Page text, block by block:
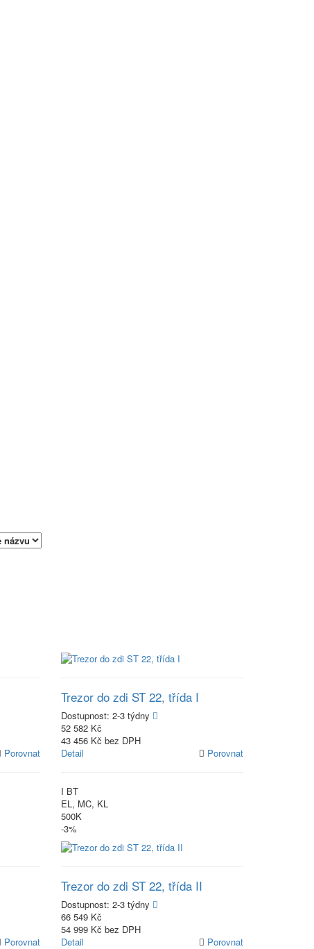
Porovnat
Trezor do zdi ST 22, třída I
Dostupnost:2-3 týdny
52 582 Kč
43 456 Kč bez DPH
Detail
Porovnat
I BT
EL, MC, KL
500K
-3%
Porovnat
Trezor do zdi ST 22, třída II
Dostupnost:2-3 týdny
66 549 Kč
54 999 Kč bez DPH
Detail
Porovnat